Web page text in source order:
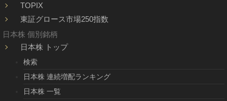
TOPIX
東証グロース市場250指数
日本株 個別銘柄
日本株 トップ
検索
日本株 連続増配ランキング
日本株 一覧